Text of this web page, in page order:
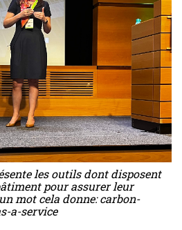
les outils dont disposent
pour assurer leur
mot cela donne: carbon-
a-service